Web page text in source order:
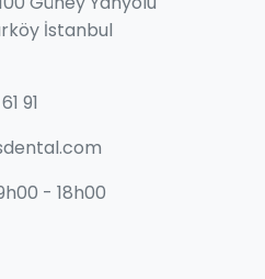
İstanbul
91
- 18h00